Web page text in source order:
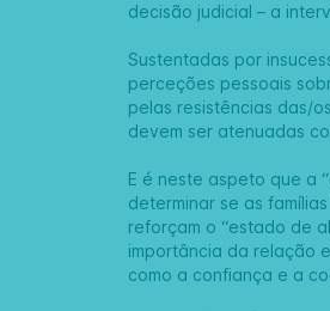
decisão judicial – a
Sustentadas por
perceções pessoais
pelas resistências das/
devem ser atenuadas
E é neste aspeto que a
determinar se as
reforçam o “estado de
importância da relação
como a confiança e a